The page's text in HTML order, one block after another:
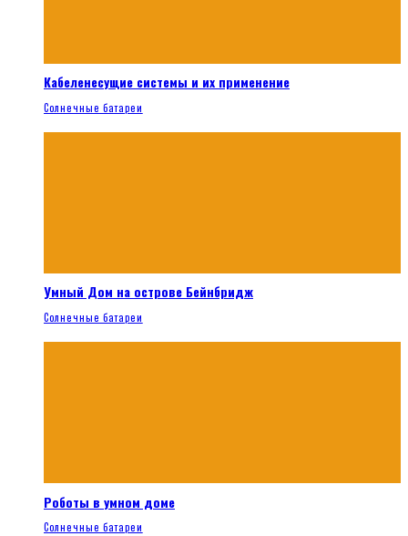
Кабеленесущие системы и их применение
Солнечные батареи
Умный Дом на острове Бейнбридж
Солнечные батареи
Роботы в умном доме
Солнечные батареи